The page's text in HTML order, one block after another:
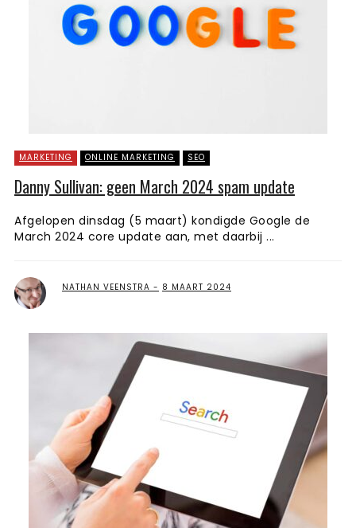
MARKETING ONLINE MARKETING SEO
Danny Sullivan: geen March 2024 spam update
Afgelopen dinsdag (5 maart) kondigde Google de
March 2024 core update aan, met daarbij ...
NATHAN VEENSTRA 8 MAART 2024